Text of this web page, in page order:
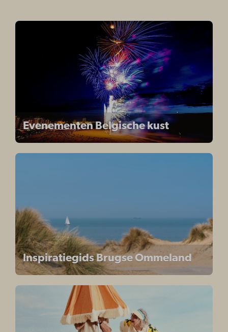
Evenementen Belgische kust
Inspiratiegids Brugse Ommeland